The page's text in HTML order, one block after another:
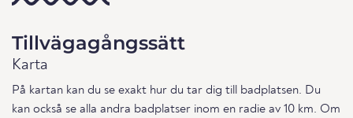
Tillvägagångssätt
Karta
På kartan kan du se exakt hur du tar dig till badplatsen. Du
kan också se alla andra badplatser inom en radie av 10 km. Om